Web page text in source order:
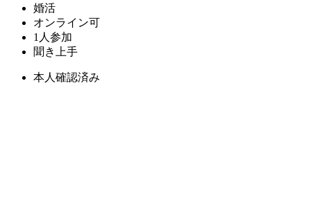
婚活
オンライン可
1人参加
聞き上手
本人確認済み